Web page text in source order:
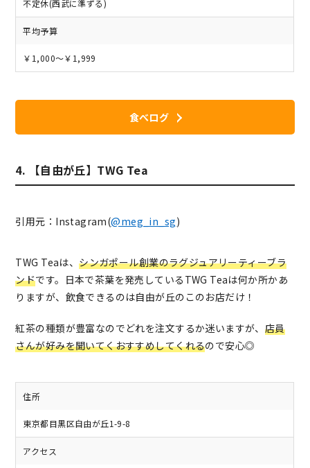
不定休(西武に準ずる)
平均予算
￥1,000～￥1,999
食べログ
4. 【自由が丘】TWG Tea
引用元：Instagram(@meg_in_sg)
TWG Teaは、シンガポール創業のラグジュアリーティーブラ
ンドです。日本で茶葉を発売しているTWG Teaは何か所かあ
りますが、飲食できるのは自由が丘のこのお店だけ！
紅茶の種類が豊富なのでどれを注文するか迷いますが、 店員
さんが好みを聞いてくおすすめしてくれるので安心◎
住所
東京都目黒区自由が丘1-9-8
アクセス